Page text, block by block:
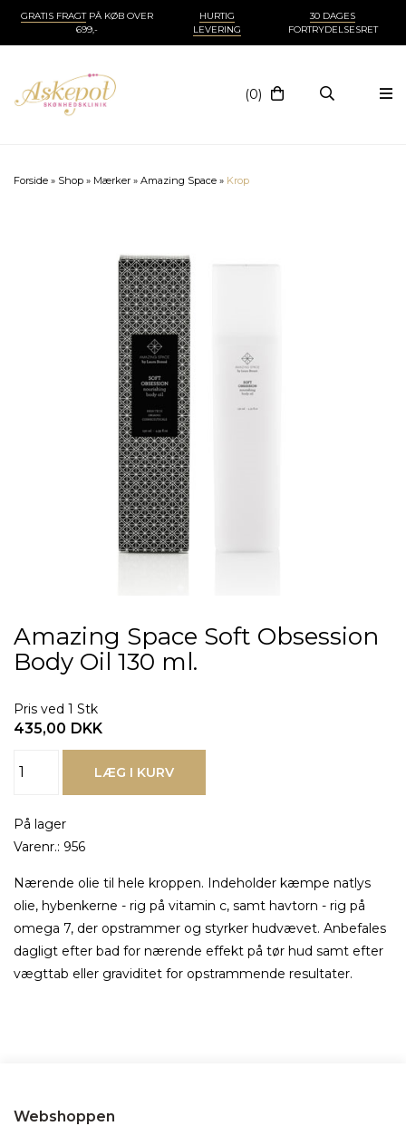
GRATIS FRAGTPÅ KØB OVER
699,-
HURTIG
LEVERING
30 DAGES
FORTRYDELSESRET
(0)
Forside » Shop » Mærker » Amazing Space » Krop
Amazing Space Soft Obsession
Body Oil 130 ml.
Pris ved 1 Stk
435,00 DKK
På lager
Varenr.: 956
Nærende olie til hele kroppen. Indeholder kæmpe natlys
olie, hybenkerne - rig på vitamin c, samt havtorn - rig på
omega 7, der opstrammer og styrker hudvævet. Anbefales
dagligt efter bad for nærende effekt på tør hud samt efter
vægttab eller graviditet for opstrammende resultater.
Webshoppen